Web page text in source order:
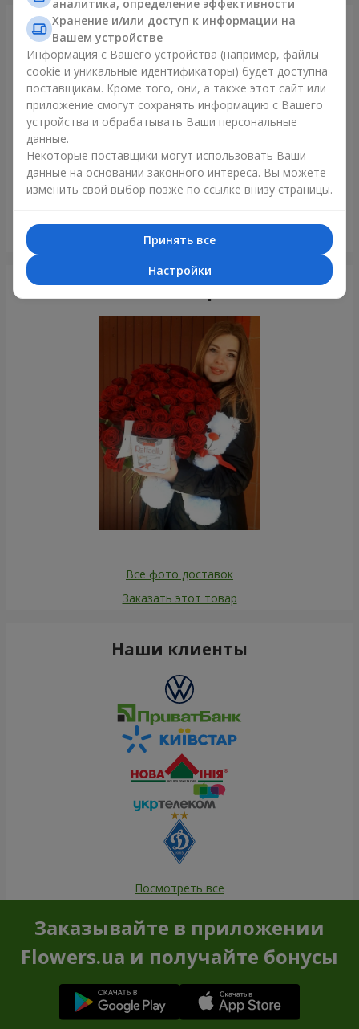
Только что доставили
Букет "Pink Cloud"
Вишневое
Фотогалерея
Все фото доставок
Заказать этот товар
Наши клиенты
Посмотреть все
Заказывайте в приложении
Flowers.ua и получайте бонусы
аналитика, определение эффективности
Хранение и/или доступ к информации на
Вашем устройстве
Информация с Вашего устройства (например, файлы
cookie и уникальные идентификаторы) будет доступна
поставщикам. Кроме того, они, а также этот сайт или
приложение смогут сохранять информацию с Вашего
устройства и обрабатывать Ваши персональные
данные.
Некоторые поставщики могут использовать Ваши
данные на основании законного интереса. Вы можете
изменить свой выбор позже по ссылке внизу страницы.
Принять все
Настройки